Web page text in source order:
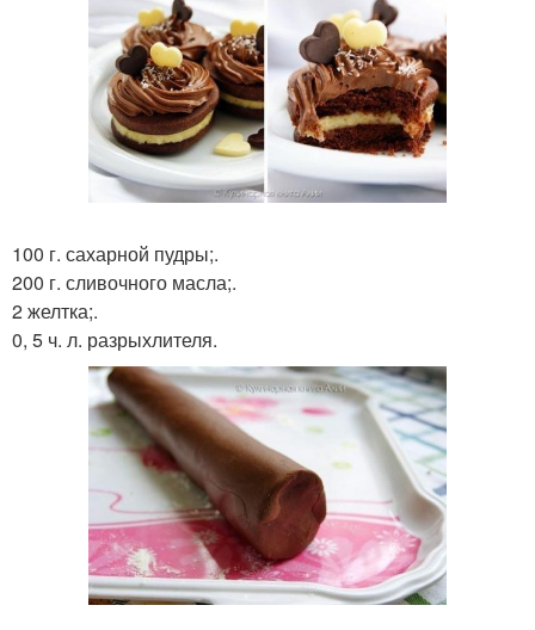
100 г. сахарной пудры;.
200 г. сливочного масла;.
2 желтка;.
0, 5 ч. л. разрыхлителя.